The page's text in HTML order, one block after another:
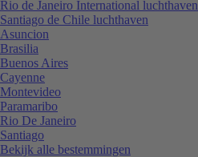
Rio de Janeiro International luchthaven
Santiago de Chile luchthaven
Asuncion
Brasilia
Buenos Aires
Cayenne
Montevideo
Paramaribo
Rio De Janeiro
Santiago
Bekijk alle bestemmingen